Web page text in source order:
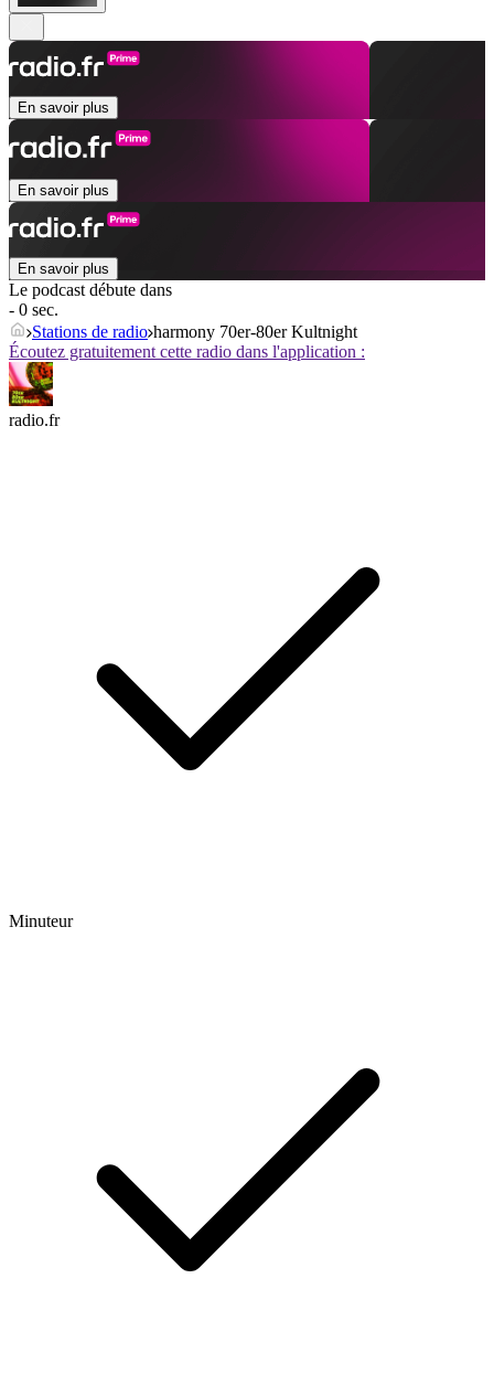
En savoir plus
En savoir plus
En savoir plus
Le podcast débute dans
- 0 sec.
Stations de radio harmony 70er-80er Kultnight
Écoutez gratuitement cette radio dans l'application :
radio.fr
Minuteur